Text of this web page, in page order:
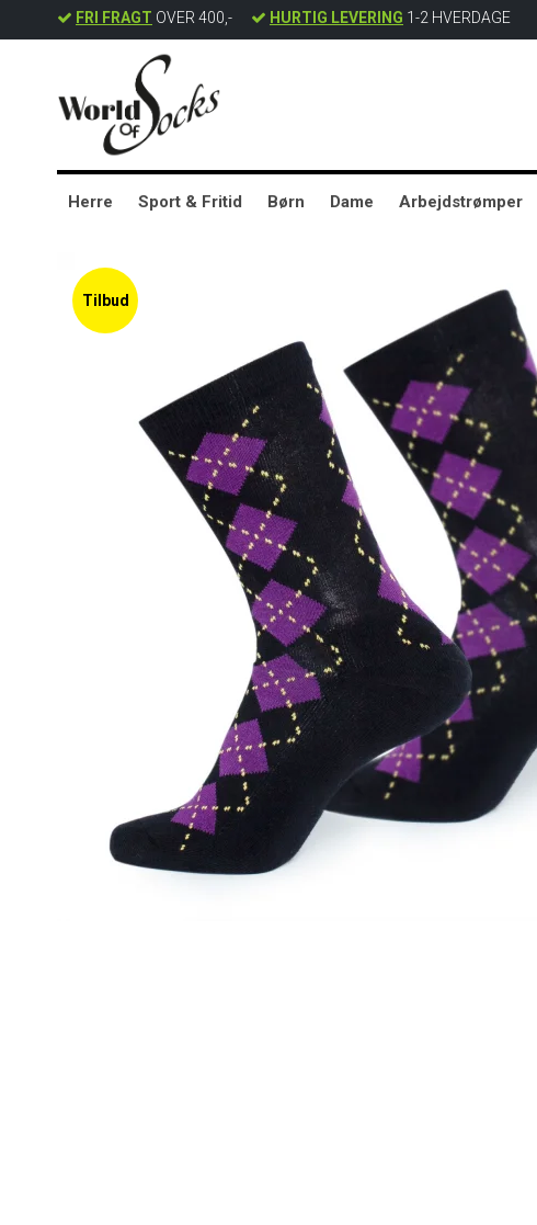
FRI FRAGT OVER 400,- HURTIG LEVERING 1-2 HVERDAGE
Herre Sport & Fritid Børn Dame Arbejdstrømper
Tilbud